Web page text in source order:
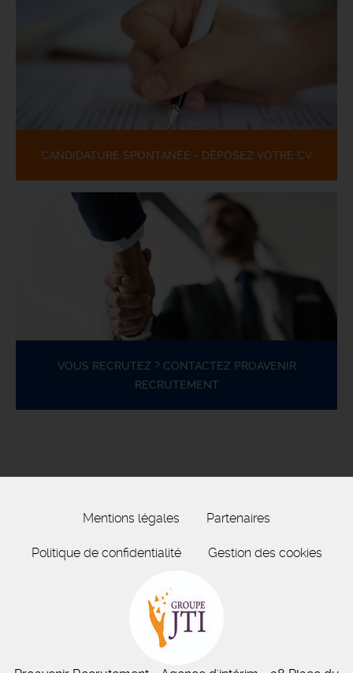
CANDIDATURE SPONTANÉE - DÉPOSEZ VOTRE CV
VOUS RECRUTEZ ? CONTACTEZ PROAVENIR
RECRUTEMENT
Mentions légales Partenaires
Politique de confidentialité Gestion des cookies